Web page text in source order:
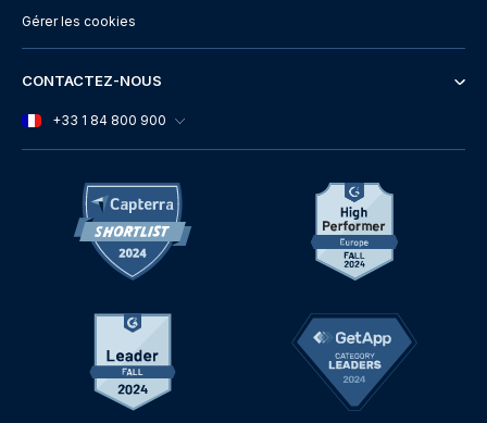
Gérer les cookies
CONTACTEZ-NOUS
+33 1 84 800 900